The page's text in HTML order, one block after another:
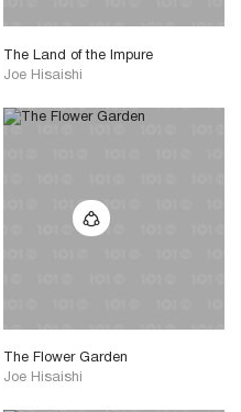
The Land of the Impure
Joe Hisaishi
The Flower Garden
Joe Hisaishi